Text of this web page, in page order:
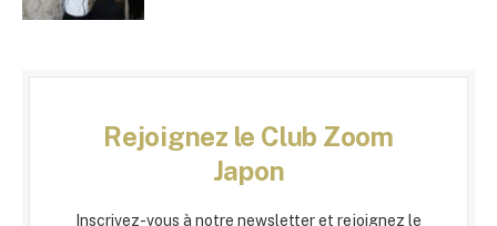
Rejoignez le Club Zoom
Japon
Inscrivez-vous à notre newsletter et rejoignez le